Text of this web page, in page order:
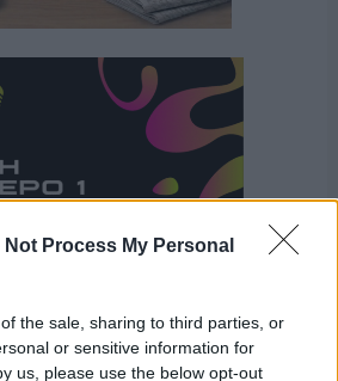
Not Process My Personal
the sale, sharing to third parties, or
or sensitive information for
us, please use the below opt-out